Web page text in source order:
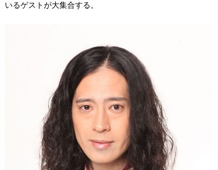
いるゲストが大集合する。